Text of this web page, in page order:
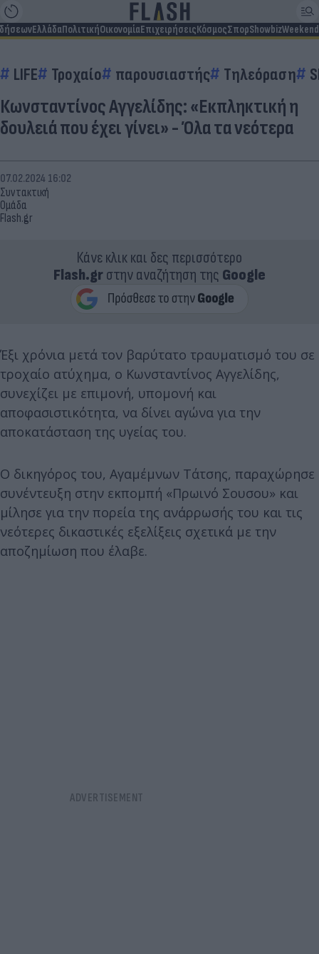
ΕλλάδαΠολιτικήΟικονομίαΕπιχειρήσειςΚόσμοςΣπορShowbizWeekend
LIFE Τροχαίο παρουσιαστής Τηλεόραση
Κωνσταντίνος Αγγελίδης: «Εκπληκτική η
δουλειά που έχει γίνει» - Όλα τα νεότερα
Συντακτική
Ομάδα
Flash.gr
07.02.2024 16:02
Κάνε κλικ και δες περισσότερο
Flash.grστην αναζήτηση της Google
Έξι χρόνια μετά τον βαρύτατο τραυματισμό του σε
τροχαίο ατύχημα, ο Κωνσταντίνος Αγγελίδης,
συνεχίζει με επιμονή, υπομονή και
αποφασιστικότητα, να δίνει αγώνα για την
αποκατάσταση της υγείας του.
Ο δικηγόρος του, Αγαμέμνων Τάτσης, παραχώρησε
συνέντευξη στην εκπομπή «Πρωινό Σουσου» και
μίλησε για την πορεία της ανάρρωσής του και τις
νεότερες δικαστικές εξελίξεις σχετικά με την
αποζημίωση που έλαβε.